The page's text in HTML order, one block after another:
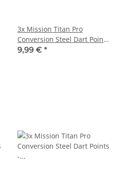
3x Mission Titan Pro
Conversion Steel Dart Points
- Grooved - Gradient Green
9,99 € *